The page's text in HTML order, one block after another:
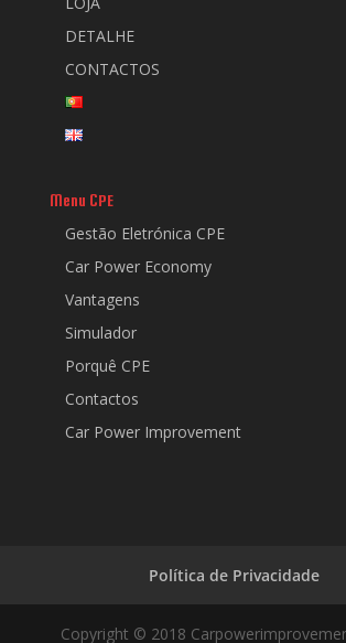
DETALHE
CONTACTOS
Menu CPE
Gestão Eletrónica CPE
Car Power Economy
Vantagens
Simulador
Porquê CPE
Contactos
Car Power Improvement
Política de Privacidade
Copyright © 2018